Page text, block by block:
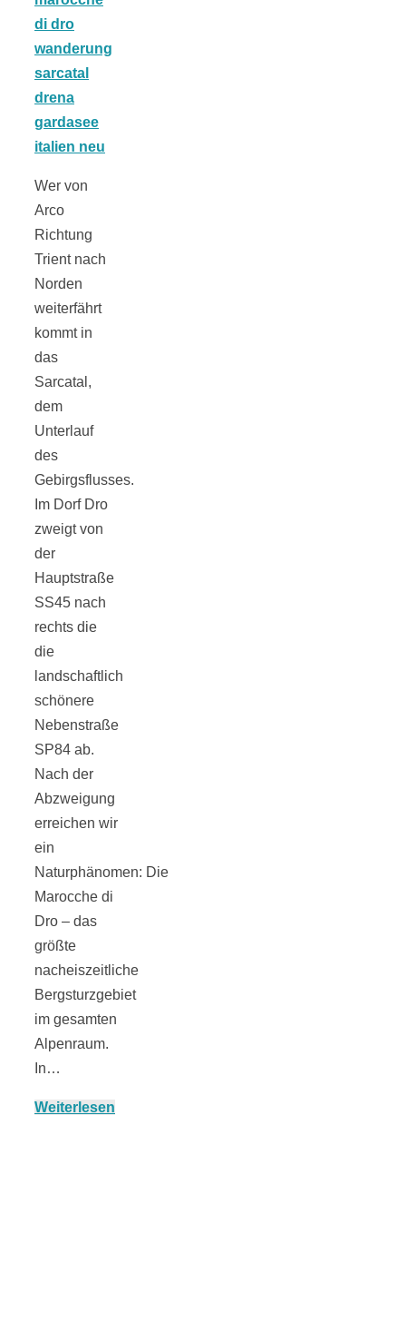
Wer von
Arco
Richtung
Trient nach
Norden
weiterfährt
kommt in
das
Sarcatal,
dem
Unterlauf
des
Gebirgsflusses.
Im Dorf Dro
zweigt von
der
Hauptstraße
SS45 nach
rechts die
die
landschaftlich
schönere
Nebenstraße
SP84 ab.
Nach der
Abzweigung
erreichen wir
ein
Naturphänomen: Die
Marocche di
Dro – das
größte
nacheiszeitliche
Bergsturzgebiet
im gesamten
Alpenraum.
In…
Weiterlesen